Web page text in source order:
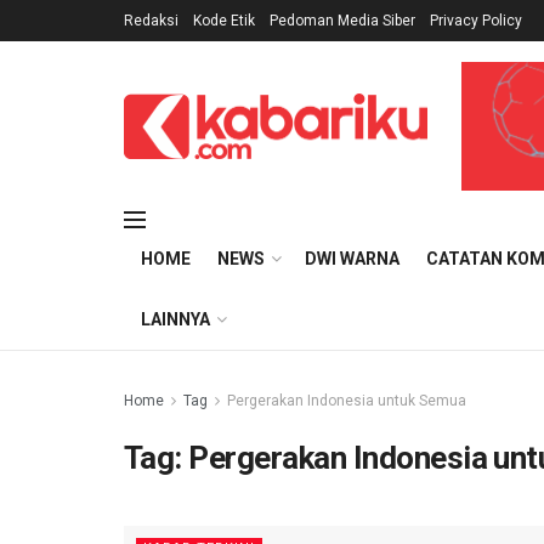
Redaksi Kode Etik Pedoman Media Siber Privacy Policy
HOME NEWS DWI WARNA CATATAN
LAINNYA
Home Tag Pergerakan Indonesia untuk Semua
Tag: Pergerakan Indonesia